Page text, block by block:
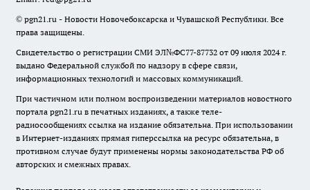
© pgn21.ru - Новости Новочебоксарска и Чувашской Республики. Все
права защищены.
Свидетельство о регистрации СМИ ЭЛ№ФС77-87732 от 09 июля 2024 г.
выдано Федеральной службой по надзору в сфере связи,
информационных технологий и массовых коммуникаций.
При частичном или полном воспроизведении материалов новостного
портала pgn21.ru в печатных изданиях, а также теле-
радиосообщениях ссылка на издание обязательна. При использовании
в Интернет-изданиях прямая гиперссылка на ресурс обязательна, в
противном случае будут применены нормы законодательства РФ об
авторских и смежных правах.